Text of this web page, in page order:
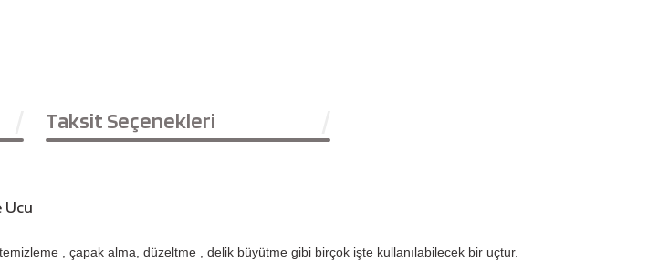
Taksit Seçenekleri
Ucu
, çapak alma, düzeltme , delik büyütme gibi birçok işte kullanılabilecek bir uçtur.